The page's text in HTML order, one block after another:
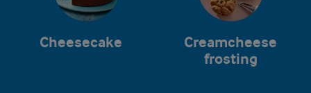
Cheesecake
Creamcheese
frosting